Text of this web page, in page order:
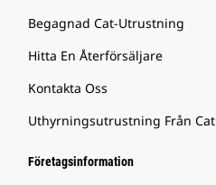
Begagnad Cat-Utrustning
Hitta En Återförsäljare
Kontakta Oss
Uthyrningsutrustning Från Cat
Företagsinformation